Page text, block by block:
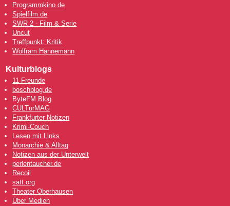
Programmkino.de
Spielfilm.de
SWR 2 - Film & Serie
Uncut
Treffpunkt: Kritik
Wolfram Hannemann
Kulturblogs
11 Freunde
boschblog.de
ByteFM Blog
CULTurMAG
Frankfurter Notizen
Krimi-Couch
Lesen mit Links
Monarchie & Alltag
Notizen aus der Unterwelt
perlentaucher.de
Recoil
satt.org
Theater Oberhausen
Über Medien